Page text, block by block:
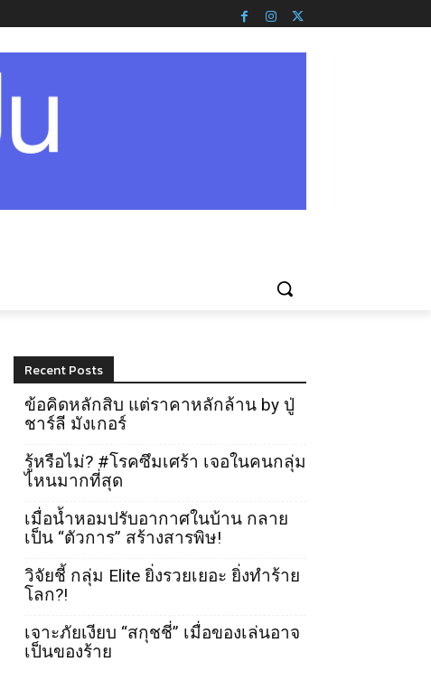
Recent Posts
ข้อคิดหลักสิบ แต่ราคาหลักล้าน by ปู่
ชาร์ลี มังเกอร์
รู้หรือไม่? #โรคซึมเศร้า เจอในคนกลุ่ม
ไหนมากที่สุด
เมื่อน้ำหอมปรับอากาศในบ้าน กลาย
เป็น “ตัวการ” สร้างสารพิษ!
วิจัยชี้ กลุ่ม Elite ยิ่งรวยเยอะ ยิ่งทำร้าย
โลก?!
เจาะภัยเงียบ “สกุชชี่” เมื่อของเล่นอาจ
เป็นของร้าย